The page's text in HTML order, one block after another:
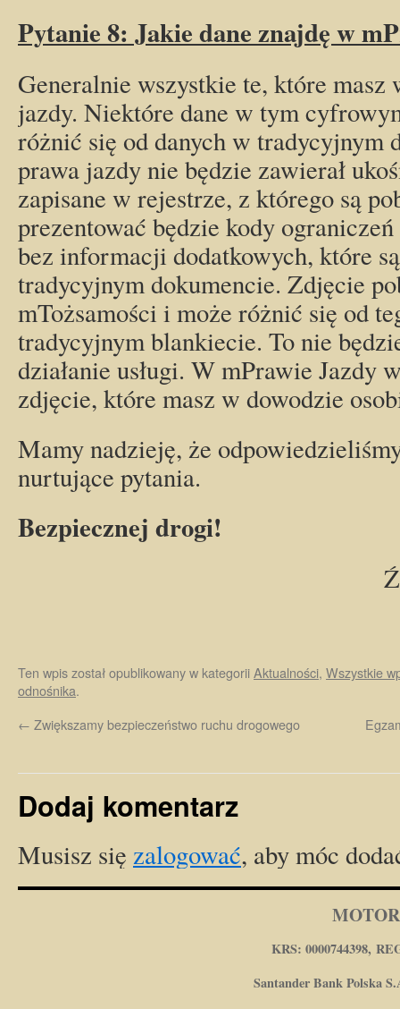
Pytanie 8: Jakie dane znajdę w
Generalnie wszystkie te, które
jazdy. Niektóre dane w tym
różnić się od danych w tradycyjnym
prawa jazdy nie będzie zawierał
zapisane w rejestrze, z którego są
prezentować będzie kody
bez informacji dodatkowych, które
tradycyjnym dokumencie. Zdjęcie
mTożsamości i może różnić się od
tradycyjnym blankiecie. To nie
działanie usługi. W mPrawie Jazdy
zdjęcie, które masz w dowodzie
Mamy nadzieję, że
nurtujące pytania.
Bezpiecznej drogi!
Ten wpis został opublikowany w kategoriiAktualności, Wszystkie
odnośnika.
← Zwiększamy bezpieczeństwo ruchu drogowego
Dodaj komentarz
Musisz się zalogować, aby móc
KRS: 0000744398,
Santander Bank Polska